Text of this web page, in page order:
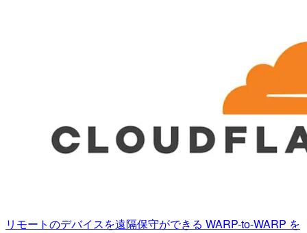
リモートのデバイスを遠隔保守ができる WARP-to-WARP を